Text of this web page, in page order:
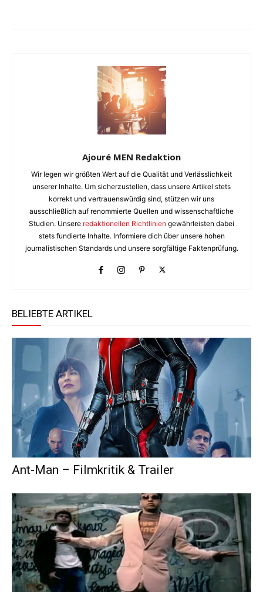
Ajouré MEN Redaktion
Wir legen wir größten Wert auf die Qualität und Verlässlichkeit
unserer Inhalte. Um sicherzustellen, dass unsere Artikel stets
korrekt und vertrauenswürdig sind, stützen wir uns
ausschließlich auf renommierte Quellen und wissenschaftliche
Studien. Unsere redaktionellen Richtlinien gewährleisten dabei
stets fundierte Inhalte. Informiere dich über unsere hohen
journalistischen Standards und unsere sorgfältige Faktenprüfung.
BELIEBTE ARTIKEL
Ant-Man – Filmkritik & Trailer